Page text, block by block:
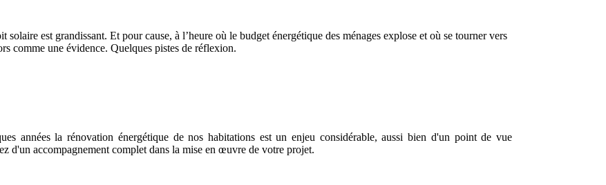
est grandissant. Et pour cause, à l’heure où le budget énergétique des ménages explose et où se tourner vers
comme une évidence. Quelques pistes de réflexion.
années la rénovation énergétique de nos habitations est un enjeu considérable, aussi bien d'un point de vue
d'un accompagnement complet dans la mise en œuvre de votre projet.